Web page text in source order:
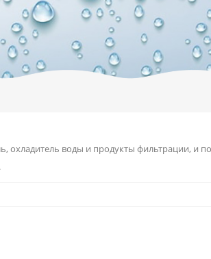
воды и продукты фильтрации, и